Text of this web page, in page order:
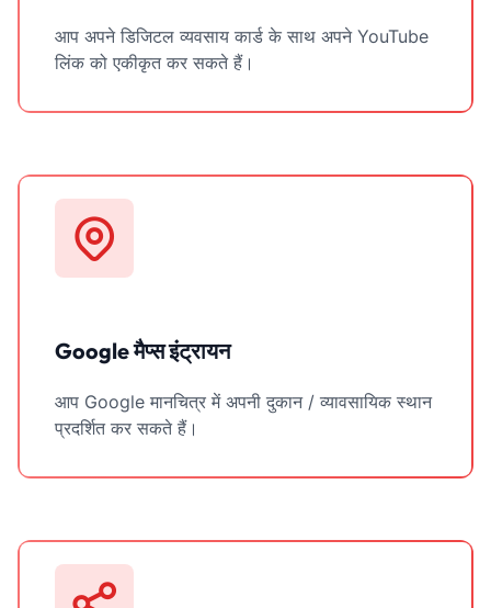
आप अपने डिजिटल व्यवसाय कार्ड के साथ अपने YouTube
लिंक को एकीकृत कर सकते हैं।
Google मैप्स इंट्रायन
आप Google मानचित्र में अपनी दुकान / व्यावसायिक स्थान
प्रदर्शित कर सकते हैं।